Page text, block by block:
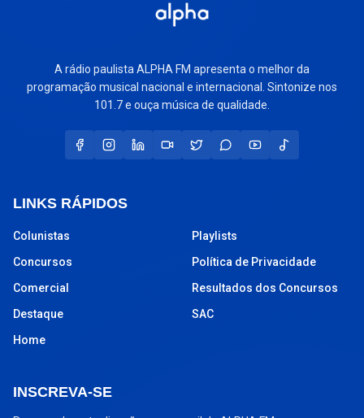
A rádio paulista ALPHA FM apresenta o melhor da
programação musical nacional e internacional. Sintonize nos
101.7 e ouça música de qualidade.
LINKS RÁPIDOS
Colunistas
Concursos
Comercial
Destaque
Home
Playlists
Política de Privacidade
Resultados dos Concursos
SAC
INSCREVA-SE